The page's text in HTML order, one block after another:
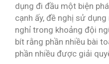
dụng đi đầu một biện
cạnh ấy, đề nghị sử
nghỉ trong khoảng đội
bít rằng phần nhiều bài
phần nhiều được giải